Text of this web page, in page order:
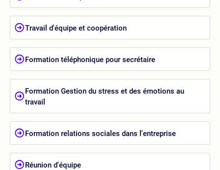
Travail d'équipe et coopération
Formation téléphonique pour secrétaire
Formation Gestion du stress et des émotions au
travail
Formation relations sociales dans l'entreprise
Réunion d'équipe